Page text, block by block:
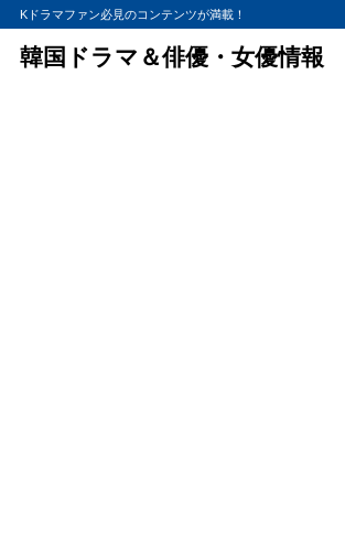
Kドラマファン必見のコンテンツが満載！
韓国ドラマ＆俳優・女優情報